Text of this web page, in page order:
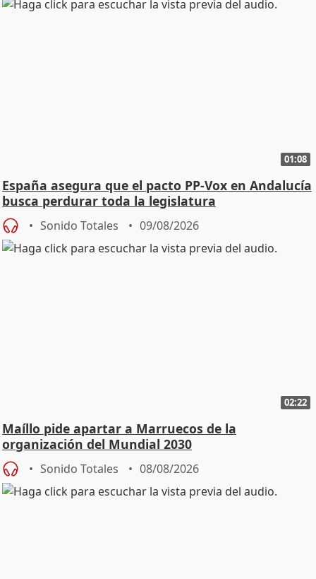
01:08
España asegura que el pacto PP-Vox en Andalucía
busca perdurar toda la legislatura
Sonido Totales 09/08/2026
02:22
Maíllo pide apartar a Marruecos de la
organización del Mundial 2030
Sonido Totales 08/08/2026